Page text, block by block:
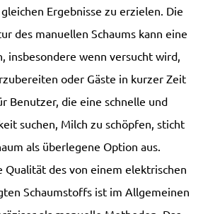
Ergebnisse zu erzielen. Die
des manuellen Schaums kann eine
insbesondere wenn versucht wird,
oder Gäste in kurzer Zeit
Benutzer, die eine schnelle und
suchen, Milch zu schöpfen, sticht
als überlegene Option aus.
Qualität des von einem elektrischen
Schaumstoffs ist im Allgemeinen